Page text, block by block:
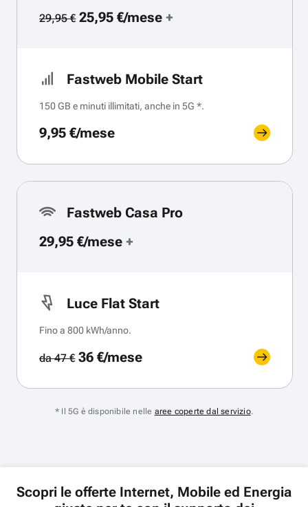
29,95 €25,95 €/mese+
Fastweb Mobile Start
150 GB e minuti illimitati, anche in 5G *.
9,95 €/mese
Fastweb Casa Pro
29,95 €/mese +
Luce Flat Start
Fino a 800 kWh/anno.
da 47 €36 €/mese
* Il 5G è disponibile nelle aree coperte dal servizio.
Scopri le offerte Internet, Mobile ed Energia